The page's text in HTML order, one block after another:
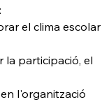
el clima escolar
la participació, el
l'organització